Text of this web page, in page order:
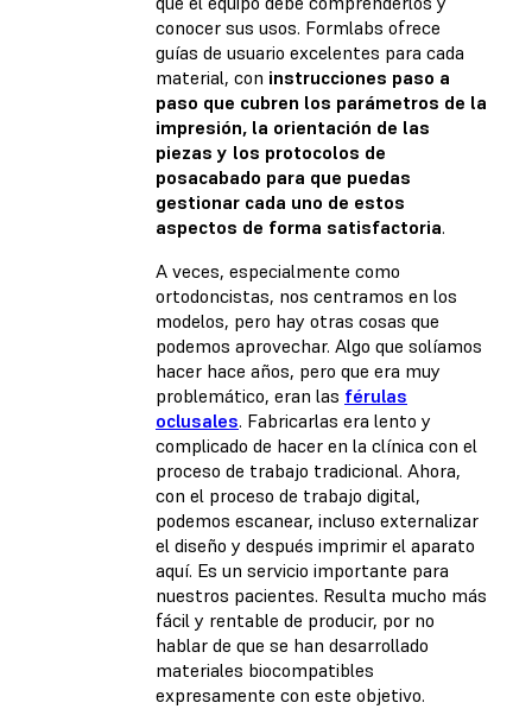
conocer sus usos. Formlabs ofrece
guías de usuario excelentes para cada
material, con instrucciones paso a
paso que cubren los parámetros de la
impresión, la orientación de las
piezas y los protocolos de
posacabado para que puedas
gestionar cada uno de estos
aspectos de forma satisfactoria.
A veces, especialmente como
ortodoncistas, nos centramos en los
modelos, pero hay otras cosas que
podemos aprovechar. Algo que solíamos
hacer hace años, pero que era muy
problemático, eran las férulas
oclusales. Fabricarlas era lento y
complicado de hacer en la clínica con el
proceso de trabajo tradicional. Ahora,
con el proceso de trabajo digital,
podemos escanear, incluso externalizar
el diseño y después imprimir el aparato
aquí. Es un servicio importante para
nuestros pacientes. Resulta mucho más
fácil y rentable de producir, por no
hablar de que se han desarrollado
materiales biocompatibles
expresamente con este objetivo.